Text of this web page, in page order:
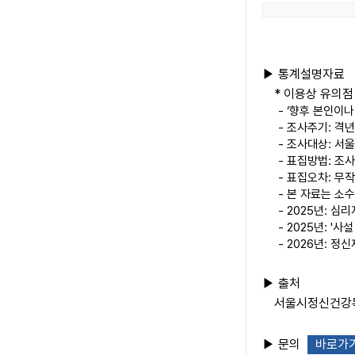
▶ 통계설명자료
* 이용상 유의점
- ‘향후 본인이
- 조사주기: 격
- 조사대상: 서
- 표집방법: 조
- 표집오차: 무
- 본 자료는 소
- 2025년: 심리
- 2025년: '사설
- 2026년: 정신
▶ 출처
서울시정신건
▶ 문의 바로가